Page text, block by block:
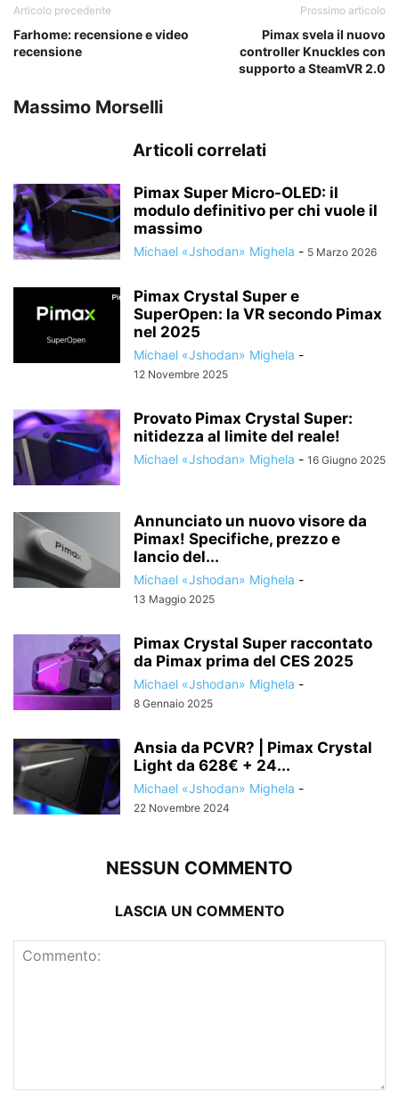
Articolo precedente
Farhome: recensione e video
recensione
Prossimo articolo
Pimax svela il nuovo
controller Knuckles con
supporto a SteamVR 2.0
Massimo Morselli
Articoli correlati
Pimax Super Micro-OLED: il
modulo definitivo per chi vuole il
massimo
Michael «Jshodan» Mighela - 5 Marzo 2026
Pimax Crystal Super e
SuperOpen: la VR secondo Pimax
nel 2025
Michael «Jshodan» Mighela -
12 Novembre 2025
Provato Pimax Crystal Super:
nitidezza al limite del reale!
Michael «Jshodan» Mighela - 16 Giugno 2025
Annunciato un nuovo visore da
Pimax! Specifiche, prezzo e
lancio del...
Michael «Jshodan» Mighela -
13 Maggio 2025
Pimax Crystal Super raccontato
da Pimax prima del CES 2025
Michael «Jshodan» Mighela -
8 Gennaio 2025
Ansia da PCVR? | Pimax Crystal
Light da 628€ + 24...
Michael «Jshodan» Mighela -
22 Novembre 2024
NESSUN COMMENTO
LASCIA UN COMMENTO